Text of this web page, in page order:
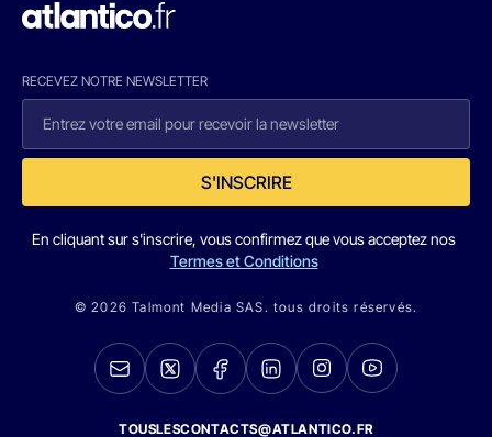
RECEVEZ NOTRE NEWSLETTER
S'INSCRIRE
En cliquant sur s'inscrire, vous confirmez que vous acceptez nos
Termes et Conditions
© 2026 Talmont Media SAS. tous droits réservés.
TOUSLESCONTACTS@ATLANTICO.FR